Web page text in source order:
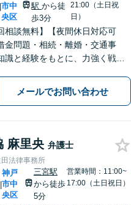
|市中
央区
駅から徒
歩3分
21:00（土日祝
日）
相談無料】【夜間休日対応可
金問題・相続・離婚・交通事
識と経験をもとに、力強く戦い
き合い、わかりやすい言葉を心
す。
メールでお問い合わせ
麻里央 弁護士
法律事務所
|
神戸
市中
央区
三宮駅
から徒歩
5分
営業時間：11:00~
17:00（土日祝日）